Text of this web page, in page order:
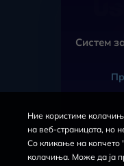
Систем
Ние користиме
на веб-страницата, но
Со кликање на копчето
колачиња. Може да ја